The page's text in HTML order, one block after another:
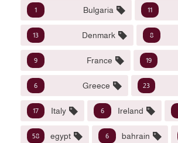
11
Bulgaria
1
8
Denmark
13
19
France
9
23
Greece
6
Ireland
6
Italy
17
bahrain
6
egypt
58